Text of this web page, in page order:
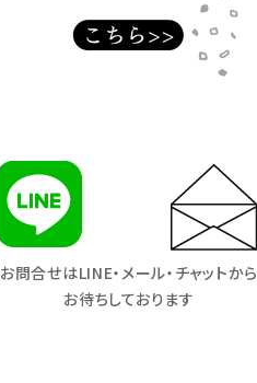
お問合せはLINE・メール・チャットから
お待ちしております